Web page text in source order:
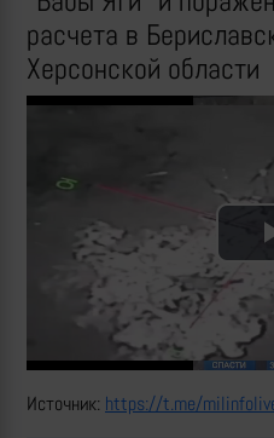
расчета в
Херсонской области
Источник: https://t.me/